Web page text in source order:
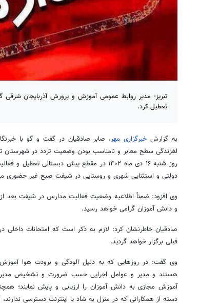
تبریز- مدیر روابط عمومی آموزش و پرورش آذربایجان
تعطیل کرد.
به گزارشخبرگزاری مهر، صابر صادقیان در گفت وگو با
لغزندگی سطح معابر و نامناسب بودن وضعیت تردد در شهرستان
روز شنبه ۱۶ دی ماه ۱۴۰۲ در مقطع پیش
دولتی و استثنایی شهری و روستایی در شیفت صبح غیر حضوری
وی افزود: ضمناً اطلاعیه وضعیت فعالیت مدارس در شیفت بعد از
و دانش آموزان گرامی خواهد رسید.
صادقیان خاطرنشان کرد: لازم به ذکر است که امتحانات داخلی
قبلی برگزار خواهد گردید.
وی گفت: در روزهایی که به دلیل آلودگی و برودت هوا
هستند و مدیر و عوامل اجرایی حسب ضرورت و تشخیص مدیر
آموزش مجازی به دانش آموزان را ارزیابی و پایش نمایند؛
دسته از همکارانی که در منزل به شاد یا اینترنت دسترسی ندارند،